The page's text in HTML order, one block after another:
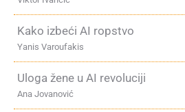
Kako izbeći AI ropstvo
Yanis Varoufakis
Uloga žene u AI revoluciji
Ana Jovanović